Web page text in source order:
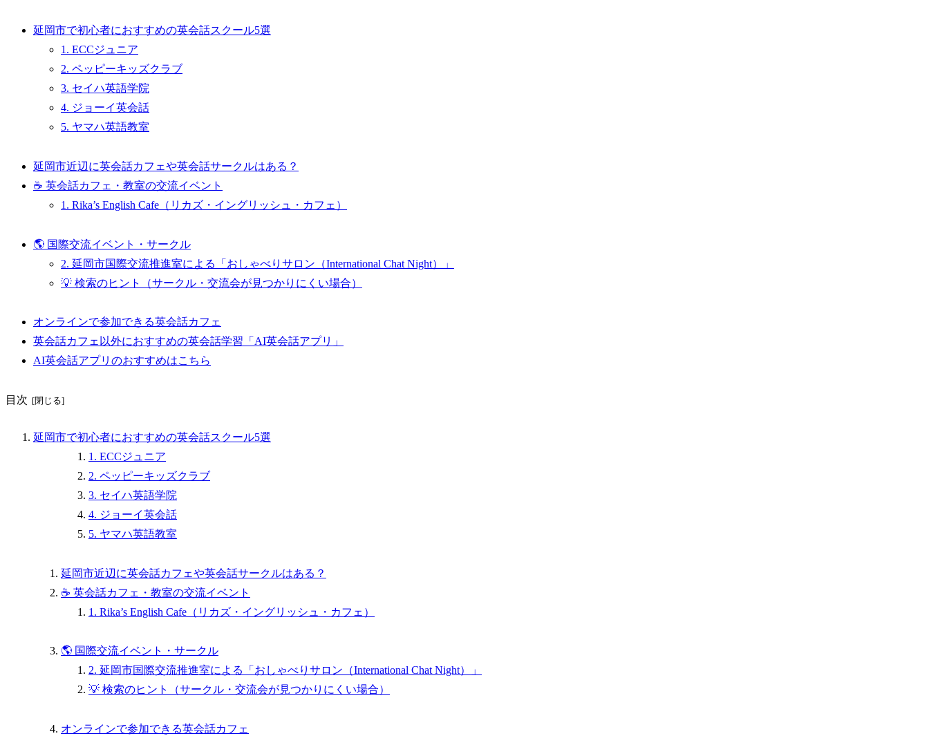
延岡市で初心者におすすめの英会話スクール5選
1. ECCジュニア
2. ペッピーキッズクラブ
3. セイハ英語学院
4. ジョーイ英会話
5. ヤマハ英語教室
延岡市近辺に英会話カフェや英会話サークルはある？
☕ 英会話カフェ・教室の交流イベント
1. Rika’s English Cafe（リカズ・イングリッシュ・カフェ）
🌎 国際交流イベント・サークル
2. 延岡市国際交流推進室による「おしゃべりサロン（International Chat Night）」
💡 検索のヒント（サークル・交流会が見つかりにくい場合）
オンラインで参加できる英会話カフェ
英会話カフェ以外におすすめの英会話学習「AI英会話アプリ」
AI英会話アプリのおすすめはこちら
目次
延岡市で初心者におすすめの英会話スクール5選
1. ECCジュニア
2. ペッピーキッズクラブ
3. セイハ英語学院
4. ジョーイ英会話
5. ヤマハ英語教室
延岡市近辺に英会話カフェや英会話サークルはある？
☕ 英会話カフェ・教室の交流イベント
1. Rika’s English Cafe（リカズ・イングリッシュ・カフェ）
🌎 国際交流イベント・サークル
2. 延岡市国際交流推進室による「おしゃべりサロン（International Chat Night）」
💡 検索のヒント（サークル・交流会が見つかりにくい場合）
オンラインで参加できる英会話カフェ